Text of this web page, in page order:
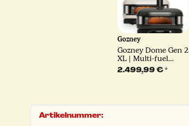
Gozney
Gozney Dome Gen 2
XL | Multi-fuel
Pizzaofen | schwarz
oder creme
2.499,99 €*
Produkteigenschaft
Wert
Artikelnummer: